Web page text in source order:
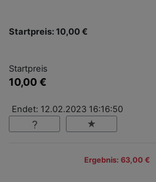
Startpreis: 10,00 €
Startpreis
10,00 €
Endet: 12.02.2023 16:16:50
Ergebnis: 63,00 €